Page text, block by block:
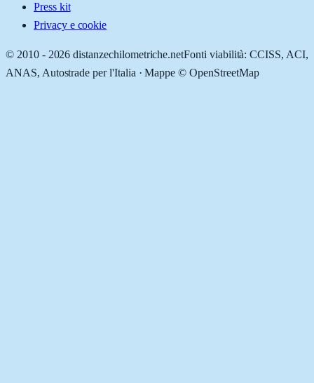
Press kit
Privacy e cookie
© 2010 - 2026 distanzechilometriche.netFonti viabilità: CCISS, ACI,
ANAS, Autostrade per l'Italia · Mappe © OpenStreetMap